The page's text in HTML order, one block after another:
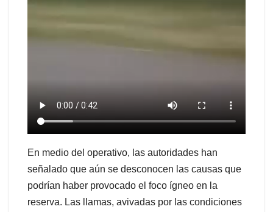
En medio del operativo, las autoridades han
señalado que aún se desconocen las causas que
podrían haber provocado el foco ígneo en la
reserva. Las llamas, avivadas por las condiciones